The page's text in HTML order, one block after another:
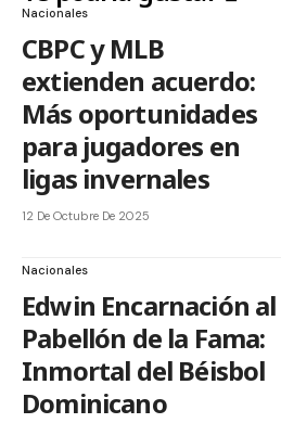
Nacionales
CBPC y MLB
extienden acuerdo:
Más oportunidades
para jugadores en
ligas invernales
12 De Octubre De 2025
Nacionales
Edwin Encarnación al
Pabellón de la Fama:
Inmortal del Béisbol
Dominicano